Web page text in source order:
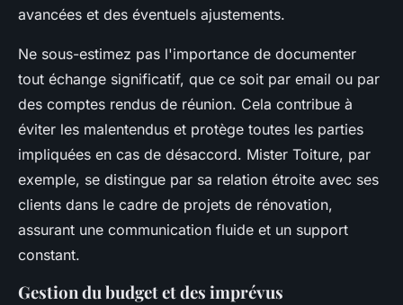
avancées et des éventuels ajustements.
Ne sous-estimez pas l'importance de documenter
tout échange significatif, que ce soit par email ou par
des comptes rendus de réunion. Cela contribue à
éviter les malentendus et protège toutes les parties
impliquées en cas de désaccord. Mister Toiture, par
exemple, se distingue par sa relation étroite avec ses
clients dans le cadre de projets de rénovation,
assurant une communication fluide et un support
constant.
Gestion du budget et des imprévus